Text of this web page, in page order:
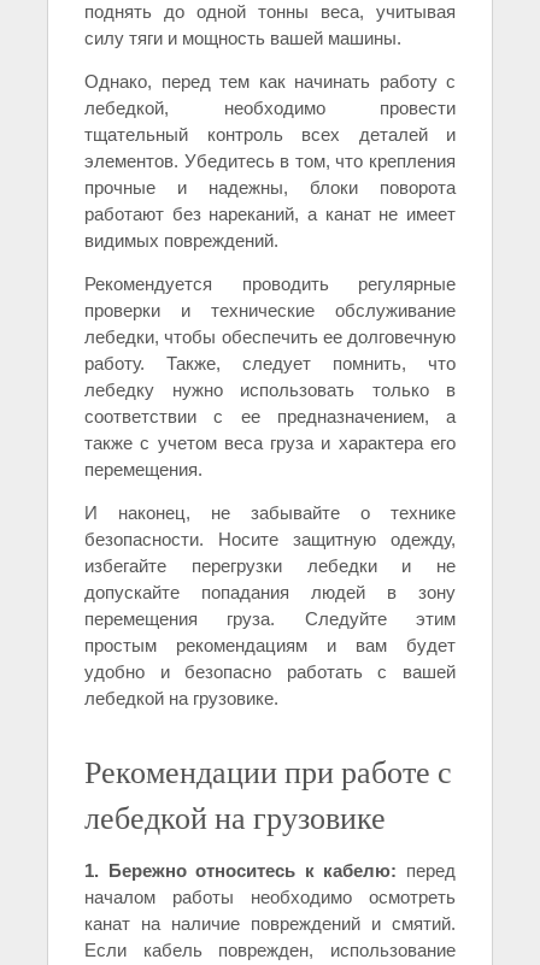
поднять до одной тонны веса, учитывая
силу тяги и мощность вашей машины.
Однако, перед тем как начинать работу с
лебедкой, необходимо провести
тщательный контроль всех деталей и
элементов. Убедитесь в том, что крепления
прочные и надежны, блоки поворота
работают без нареканий, а канат не имеет
видимых повреждений.
Рекомендуется проводить регулярные
проверки и технические обслуживание
лебедки, чтобы обеспечить ее долговечную
работу. Также, следует помнить, что
лебедку нужно использовать только в
соответствии с ее предназначением, а
также с учетом веса груза и характера его
перемещения.
И наконец, не забывайте о технике
безопасности. Носите защитную одежду,
избегайте перегрузки лебедки и не
допускайте попадания людей в зону
перемещения груза. Следуйте этим
простым рекомендациям и вам будет
удобно и безопасно работать с вашей
лебедкой на грузовике.
Рекомендации при работе с
лебедкой на грузовике
1. Бережно относитесь к кабелю: перед
началом работы необходимо осмотреть
канат на наличие повреждений и смятий.
Если кабель поврежден, использование